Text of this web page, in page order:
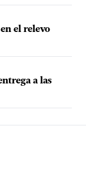
el relevo
a las